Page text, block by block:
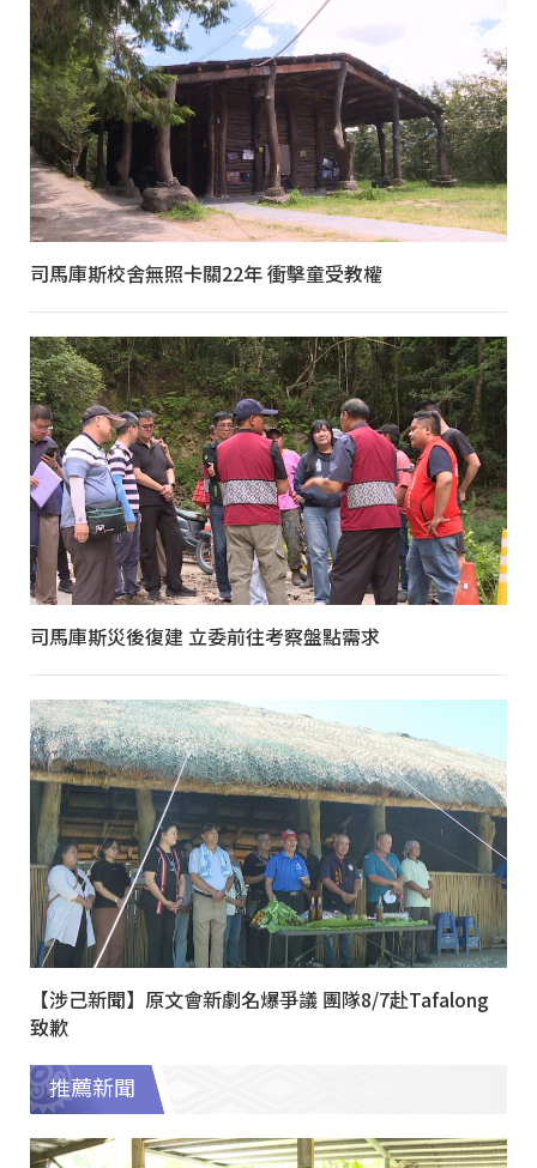
司馬庫斯校舍無照卡關22年 衝擊童受教權
司馬庫斯災後復建 立委前往考察盤點需求
【涉己新聞】原文會新劇名爆爭議 團隊8/7赴Tafalong
致歉
推薦新聞